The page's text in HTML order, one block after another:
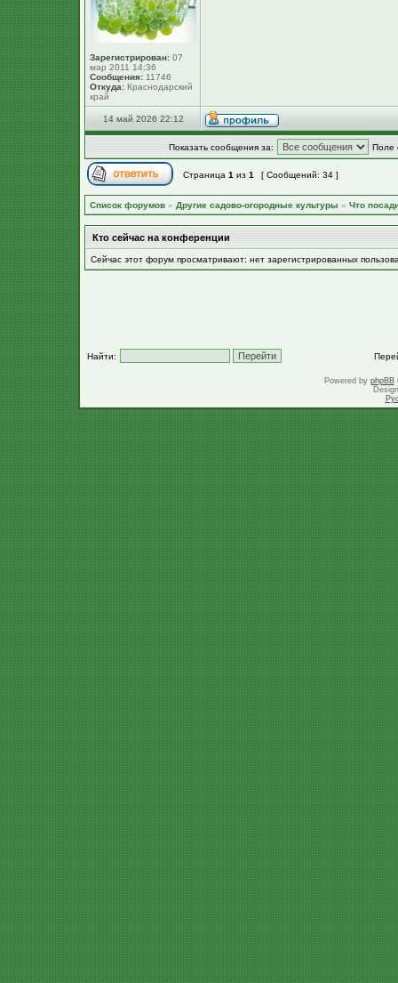
Зарегистрирован: 07
мар 2011 14:36
Сообщения: 11746
Откуда: Краснодарский
край
14 май 2026 22:12
Показать сообщения за: Поле
Страница 1 из 1 [ Сообщений: 34 ]
Список форумов » Другие садово-огородные культуры » Что
Кто сейчас на конференции
Сейчас этот форум просматривают: нет зарегистрированных
Найти:
Powered by phpBB